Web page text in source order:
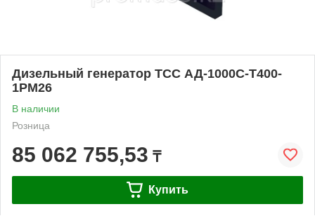
Дизельный генератор ТСС АД-1000С-Т400-
1РМ26
В наличии
Розница
85 062 755,53 ₸
Купить